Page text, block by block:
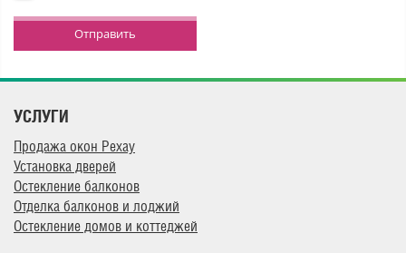
Отправить
УСЛУГИ
Продажа окон Рехау
Установка дверей
Остекление балконов
Отделка балконов и лоджий
Остекление домов и коттеджей